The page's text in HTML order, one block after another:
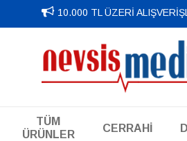
10.000 TL ÜZERİ
TÜM
ÜRÜNLER
CERRAHİ